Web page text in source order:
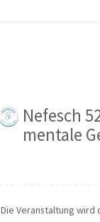
Nefesch
mentale
Die Veranstaltung wird